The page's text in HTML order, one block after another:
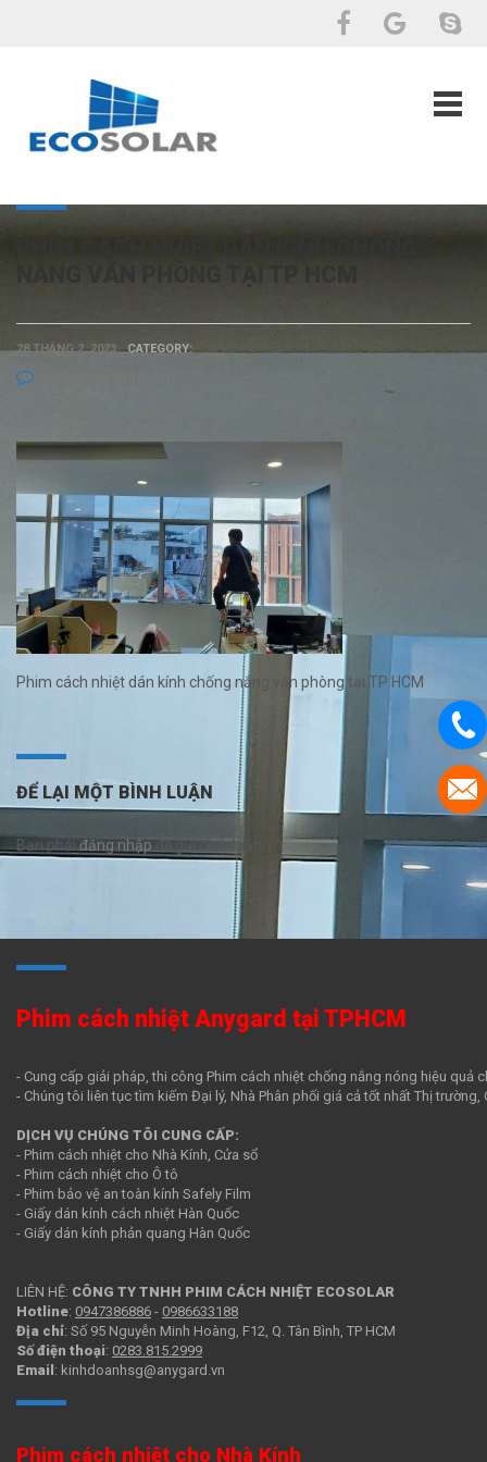
28 THÁNG 2, 2023 CATEGORY:
Phim cách nhiệt dán kính chống nắng văn phòng tại TP HCM
ĐỂ LẠI MỘT BÌNH LUẬN
Bạn phải đăng nhập để gửi bình luận.
Phim cách nhiệt Anygard tại TPHCM
- Cung cấp giải pháp, thi công Phim cách nhiệt chống nắng nóng hiệu quả
- Chúng tôi liên tục tìm kiếm Đại lý, Nhà Phân phối giá cả tốt nhất Thị trường,
DỊCH VỤ CHÚNG TÔI CUNG CẤP:
- Phim cách nhiệt cho Nhà Kính, Cửa sổ
- Phim cách nhiệt cho Ô tô
- Phim bảo vệ an toàn kính Safely Film
- Giấy dán kính cách nhiệt Hàn Quốc
- Giấy dán kính phản quang Hàn Quốc
LIÊN HỆ: CÔNG TY TNHH PHIM CÁCH NHIỆT ECOSOLAR
Hotline: 0947386886 - 0986633188
Địa chỉ: Số 95 Nguyễn Minh Hoàng, F12, Q. Tân Bình, TP HCM
Số điện thoại: 0283.815.2999
Email : kinhdoanhsg@anygard.vn
Phim cách nhiệt cho Nhà Kính